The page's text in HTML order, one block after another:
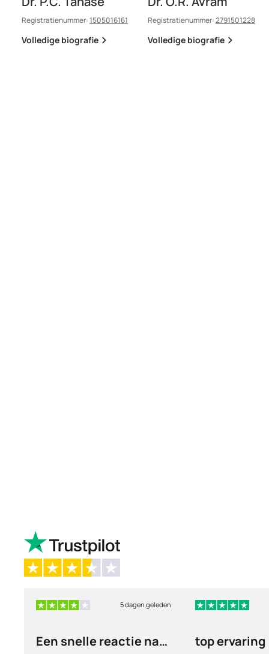
Registratienummer:1505016161
Volledige biografie
Registratienummer:2791501228
Volledige biografie
5 dagen geleden
Een snelle reactie na
top ervaring